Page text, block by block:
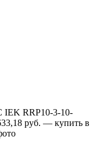
IEK RRP10-3-10-
руб. — купить в